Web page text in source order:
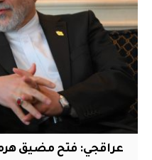
عراقجي: فتح مضيق